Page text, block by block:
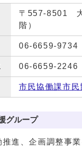
〒557-8501 大
階）
06-6659-9734
06-6659-2246
市民協働課市
グループ
進、企画調整事業